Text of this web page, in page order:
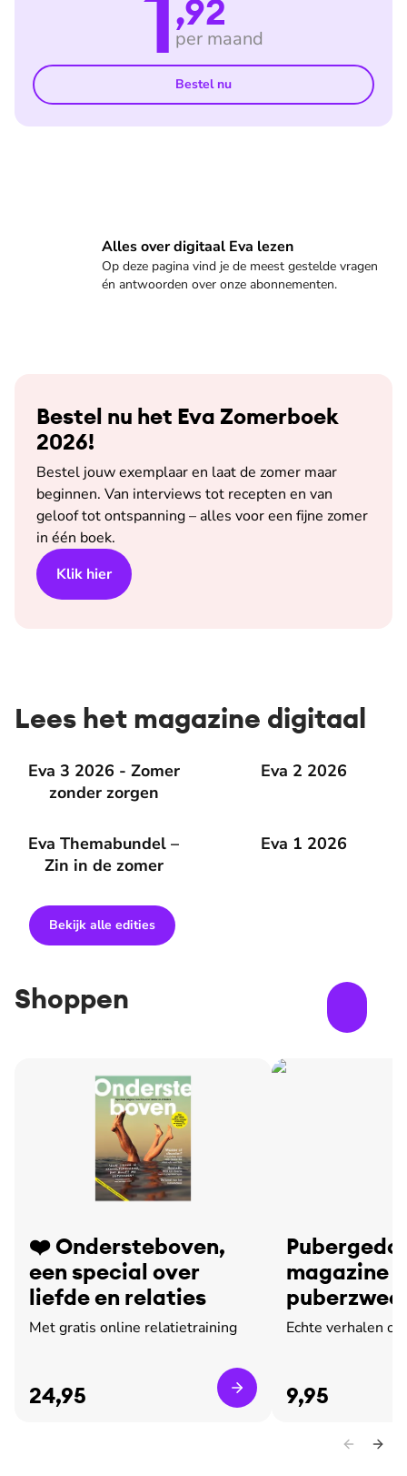
,92
per maand
Bestel nu
Alles over digitaal Eva lezen
Op deze pagina vind je de meest gestelde vragen
én antwoorden over onze abonnementen.
Veelgestelde vragen
Bestel nu het Eva Zomerboek
2026!
Bestel jouw exemplaar en laat de zomer maar
beginnen. Van interviews tot recepten en van
geloof tot ontspanning – alles voor een fijne zomer
in één boek.
Klik hier
Lees het magazine digitaal
Eva 3 2026 - Zomer
zonder zorgen
Eva 3 2026 - Zomer zonder zorgen Eva 2 2026
Eva 2 2026
Eva Themabundel –
Zin in de zomer
Eva Themabundel – Zin in de zomer Eva 1 2026
Eva 1 2026
Bekijk alle edities
Shoppen
❤️ Ondersteboven,
een special over
liefde en relaties
Met gratis online relatietraining
24,95
magazine
leed
Echte verhalen
9,95